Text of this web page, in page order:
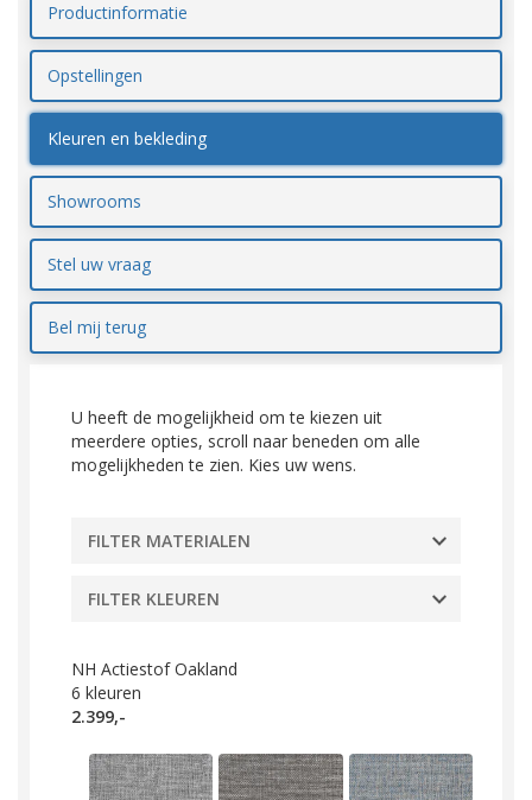
Productinformatie
Opstellingen
Kleuren en bekleding
Showrooms
Stel uw vraag
Bel mij terug
U heeft de mogelijkheid om te kiezen uit
meerdere opties, scroll naar beneden om alle
mogelijkheden te zien. Kies uw wens.
FILTER MATERIALEN
FILTER KLEUREN
NH Actiestof Oakland
6 kleuren
2.399,-